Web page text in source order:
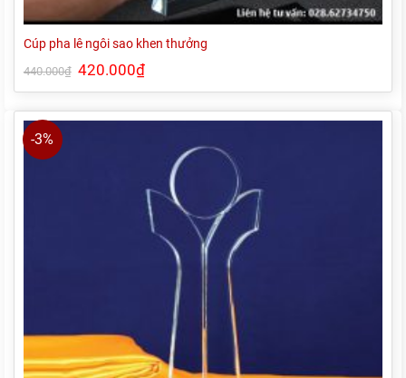
Cúp pha lê ngôi sao khen thưởng
440.000₫ Giá
gốc
là:
420.000₫Giá
hiện
tại
420.000₫.
-3%